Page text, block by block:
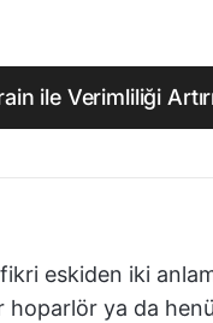
ile Verimliliği
eskiden iki
ya da